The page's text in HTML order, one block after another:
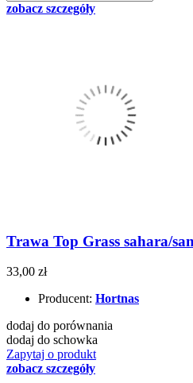
zobacz szczegóły
Trawa Top Grass sahara/
33,00 zł
Producent: Hortnas
dodaj do porównania
dodaj do schowka
Zapytaj o produkt
zobacz szczegóły